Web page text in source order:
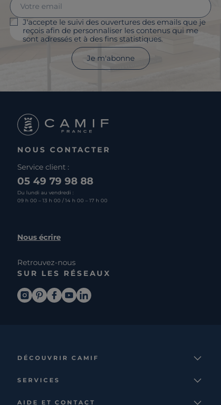
J'accepte le suivi des ouvertures des emails que je
reçois afin de personnaliser les contenus qui me
sont adressés et à des fins statistiques.
Je m'abonne
NOUS CONTACTER
Service client :
05 49 79 98 88
Du lundi au vendredi :
09 h 00 – 13 h 00 / 14 h 00 – 17 h 00
Nous écrire
Retrouvez-nous
SUR LES RÉSEAUX
DÉCOUVRIR CAMIF
Nos collections
SERVICES
AIDE ET CONTACT